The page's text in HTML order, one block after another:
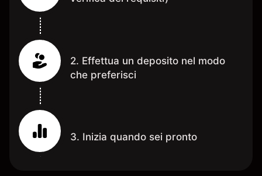
2. Effettua un deposito nel modo
che preferisci
3. Inizia quando sei pronto